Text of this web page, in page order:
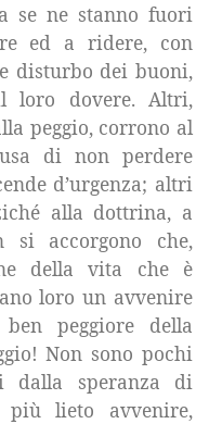
se ne stanno fuori
ed a ridere, con
disturbo dei buoni,
loro dovere. Altri,
peggio, corrono al
di non perdere
d’urgenza; altri
alla dottrina, a
si accorgono che,
della vita che è
loro un avvenire
peggiore della
Non sono pochi
dalla speranza di
più lieto avvenire,